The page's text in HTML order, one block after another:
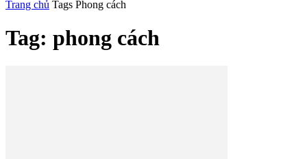
Trang chủ Tags Phong cách
Tag: phong cách